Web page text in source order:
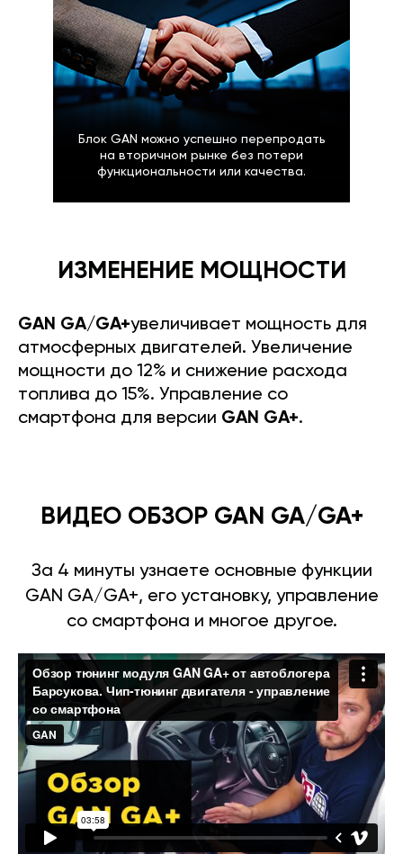
Блок GAN можно успешно перепродать
на вторичном рынке без потери
функциональности или качества.
ИЗМЕНЕНИЕ МОЩНОСТИ
GAN GA/GA+увеличивает мощность для
атмосферных двигателей. Увеличение
мощности до 12% и снижение расхода
топлива до 15%. Управление со
смартфона для версии GAN GA+.
ВИДЕО ОБЗОР GAN GA/GA+
За 4 минуты узнаете основные функции
GAN GA/GA+, его установку, управление
со смартфона и многое другое.